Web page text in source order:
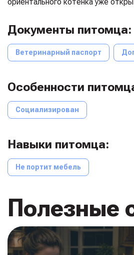
Документы питомца:
Ветеринарный паспорт
Особенности
Социализирован
Навыки питомца:
Не портит мебель
Полезные